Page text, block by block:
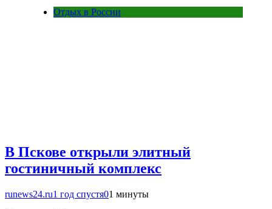
Отдых в России
В Пскове открыли элитный
гостиничный комплекс
runews24.ru1 год спустя01 минуты